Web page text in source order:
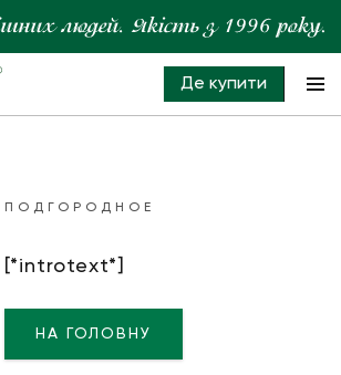
Де купити
ПОДГОРОДНОЕ
[*introtext*]
НА ГОЛОВНУ